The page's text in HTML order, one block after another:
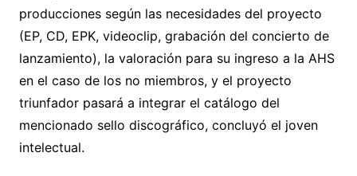
producciones según las necesidades del proyecto
(EP, CD, EPK, videoclip, grabación del concierto de
lanzamiento), la valoración para su ingreso a la AHS
en el caso de los no miembros, y el proyecto
triunfador pasará a integrar el catálogo del
mencionado sello discográfico, concluyó el joven
intelectual.